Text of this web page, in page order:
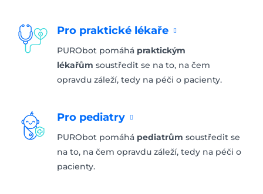
Pro praktické lékaře
PURObot pomáhá praktickým
lékařům soustředit se na to, na čem
opravdu záleží, tedy na péči o pacienty.
Pro pediatry
PURObot pomáhá pediatrům soustředit se
na to, na čem opravdu záleží, tedy na péči o
pacienty.